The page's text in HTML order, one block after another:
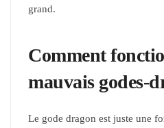
grand.
Comment
mauvais godes-
Le gode dragon est juste une